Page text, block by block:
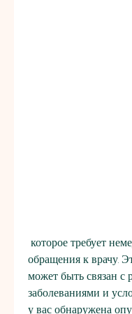
обращения к врачу.
может быть связан с
заболеваниями и
у вас обнаружена